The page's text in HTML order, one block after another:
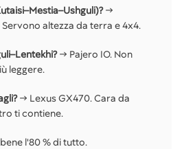
→
altezza da terra e 4x4.
→ Pajero IO. Non
leggere.
→ Lexus GX470. Cara da
ti contiene.
l'80 % di tutto.